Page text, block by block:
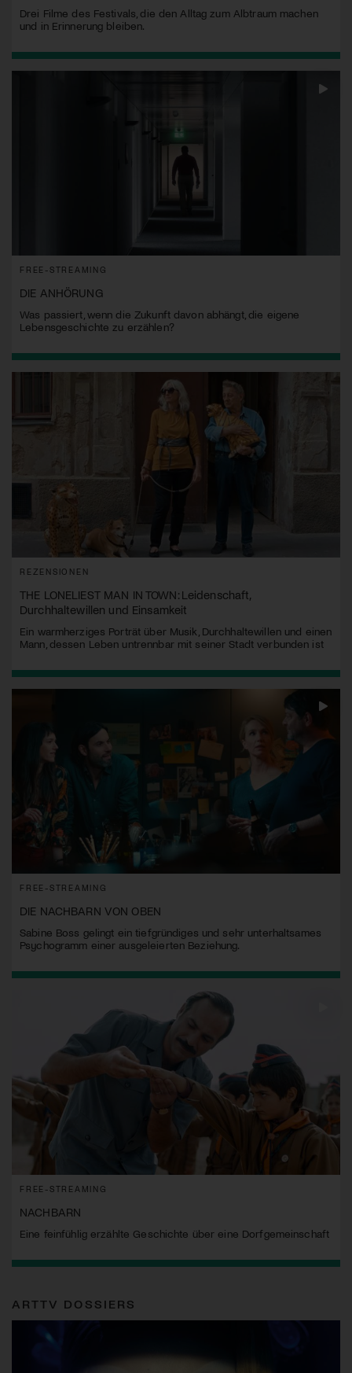
Drei Filme des Festivals, die den Alltag zum Albtraum machen
und in Erinnerung bleiben.
FREE-STREAMING
DIE ANHÖRUNG
Was passiert, wenn die Zukunft davon abhängt, die eigene
Lebensgeschichte zu erzählen?
REZENSIONEN
THE LONELIEST MAN IN TOWN: Leidenschaft,
Durchhaltewillen und Einsamkeit
Ein warmherziges Porträt über Musik, Durchhaltewillen und einen
Mann, dessen Leben untrennbar mit seiner Stadt verbunden ist
FREE-STREAMING
DIE NACHBARN VON OBEN
Sabine Boss gelingt ein tiefgründiges und sehr unterhaltsames
Psychogramm einer ausgeleierten Beziehung.
FREE-STREAMING
NACHBARN
Eine feinfühlig erzählte Geschichte über eine Dorfgemeinschaft
ARTTV DOSSIERS